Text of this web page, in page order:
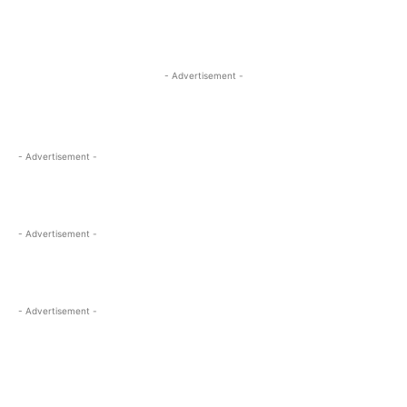
- Advertisement -
- Advertisement -
- Advertisement -
- Advertisement -